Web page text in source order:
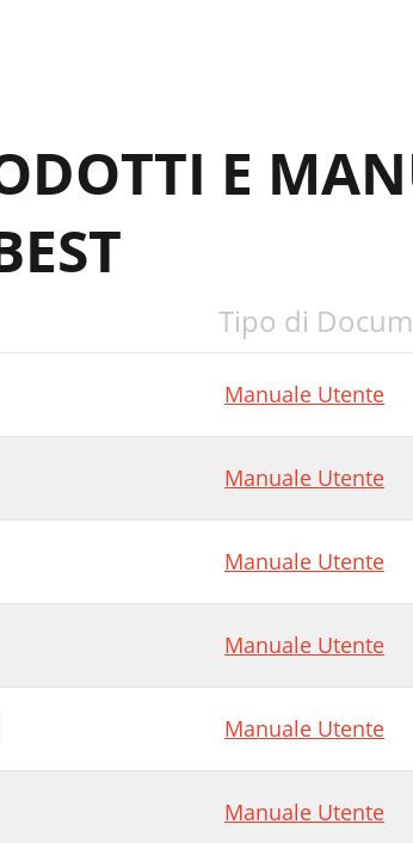
E
Tipo di
Manuale Utente
Manuale Utente
Manuale Utente
Manuale Utente
Manuale Utente
Manuale Utente